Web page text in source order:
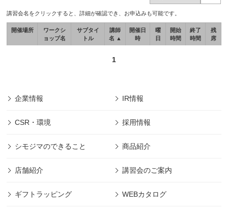
講習会名をクリックすると、詳細が確認でき、お申込みも可能です。
開催場所
ワークシ
ョップ名
サブタイ
トル
講師
名 ▲
開催日
時
曜
日
開始
時間
終了
時間
残
席
1
企業情報 IR情報
CSR・環境 採用情報
シモジマのできること 商品紹介
店舗紹介 講習会のご案内
ギフトラッピング WEBカタログ